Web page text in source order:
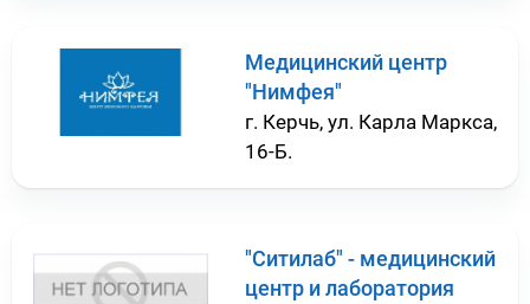
Медицинский центр
"Нимфея"
г. Керчь, ул. Карла Маркса,
16-Б.
"Ситилаб" - медицинский
центр и лаборатория